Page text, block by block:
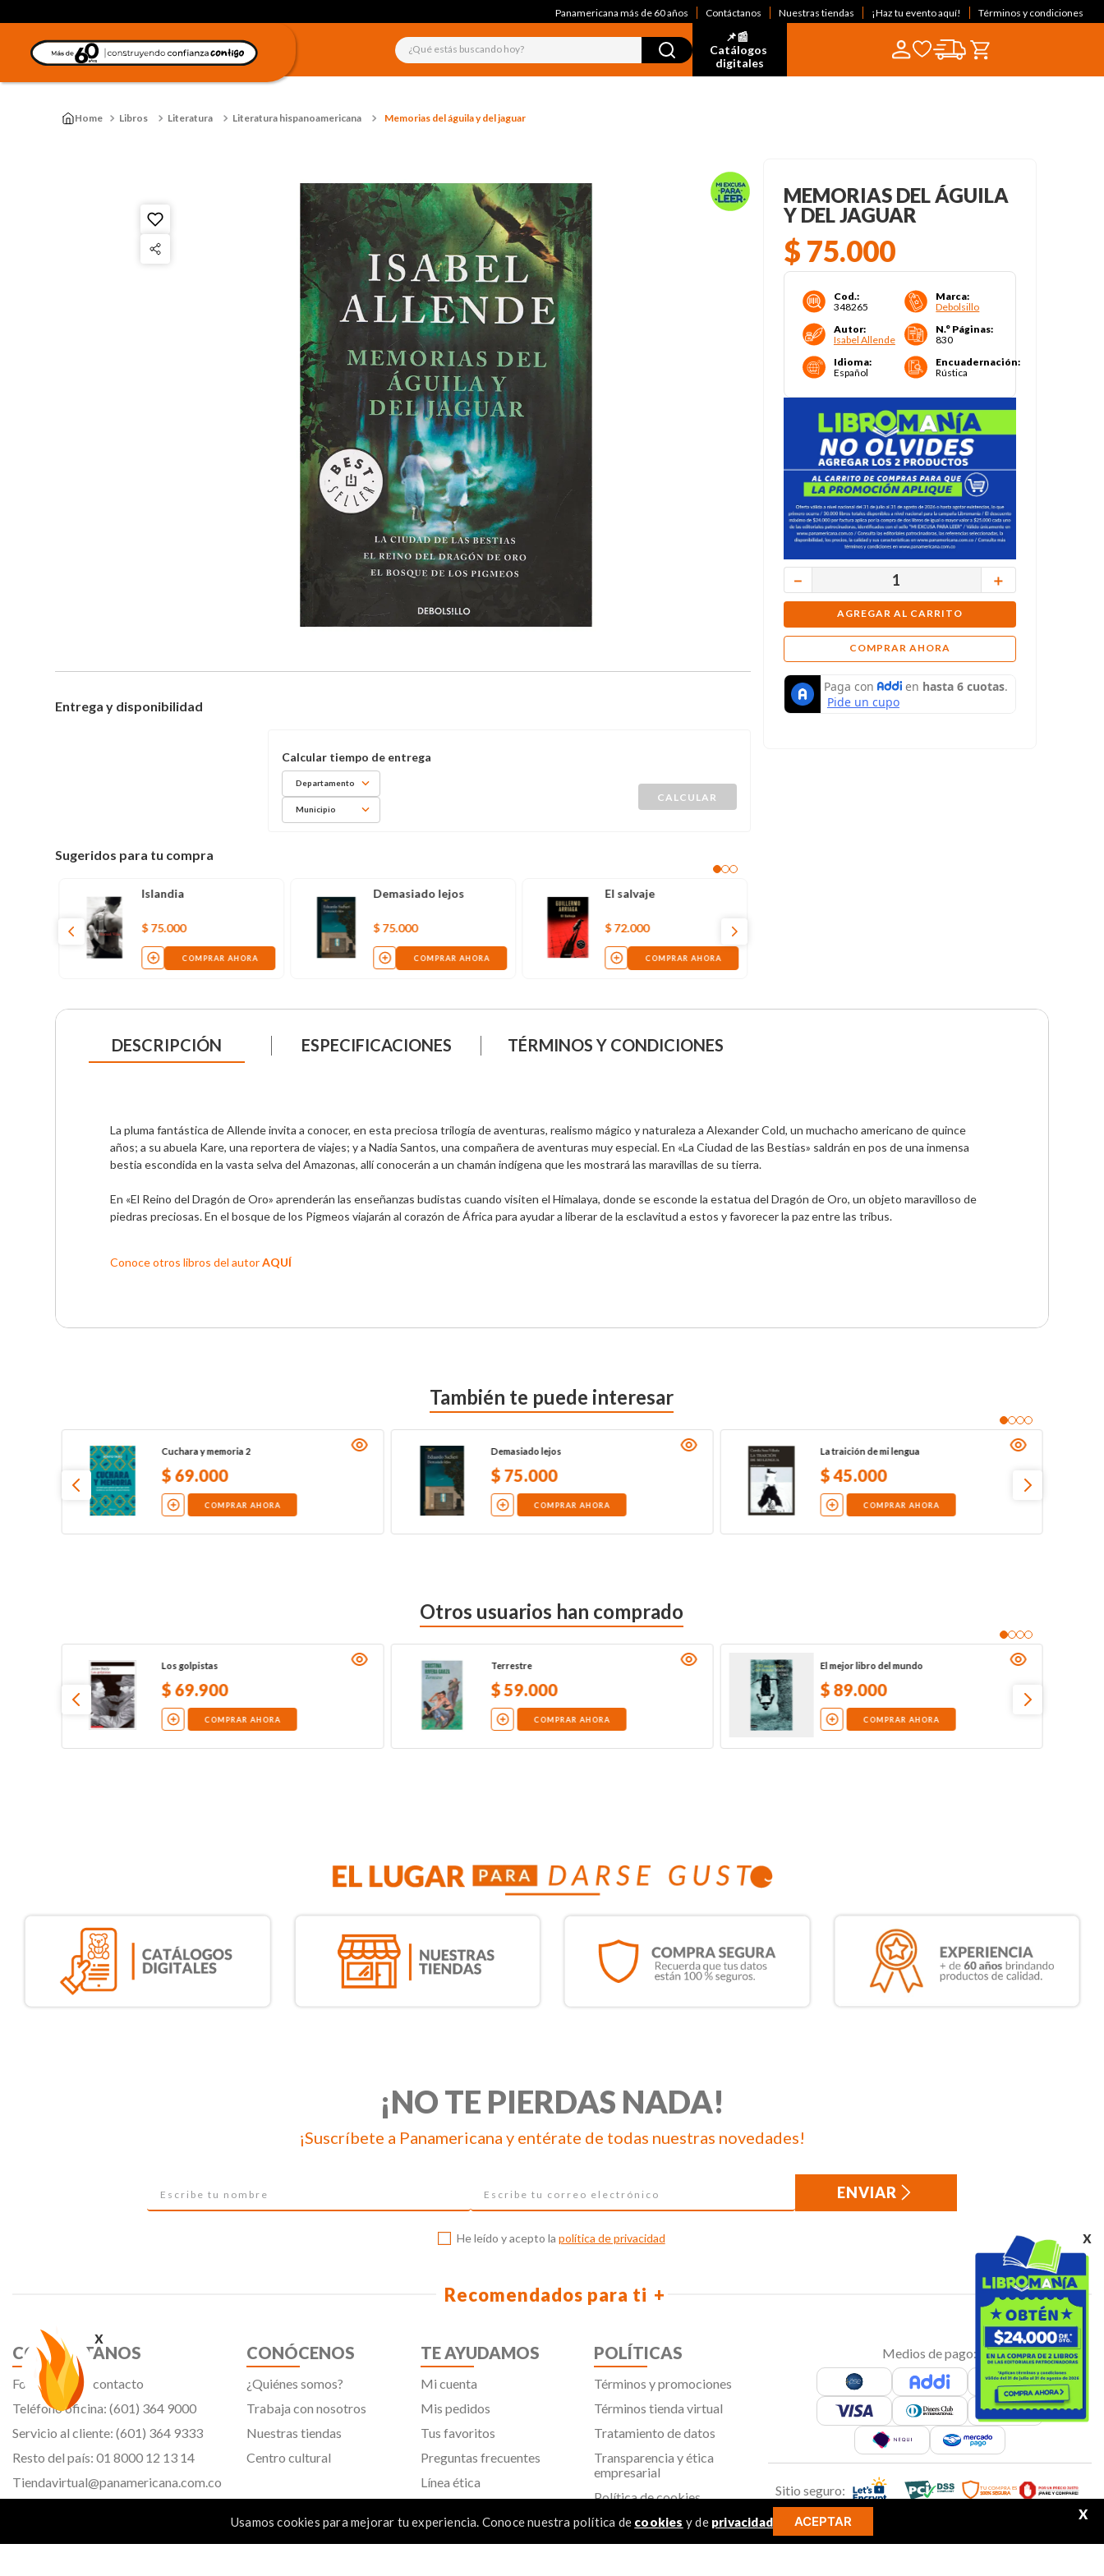
x
x
Usamos cookies para mejorar tu experiencia. Conoce nuestra política de cookies y de privacidad ACEPTAR X
Panamericana más de 60 años Contáctanos Nuestras tiendas ¡Haz tu evento aquí! Términos y condiciones
¿Qué estás buscando hoy?
📌📰
Catálogos
digitales
Libros Literatura Literatura hispanoamericana Memorias del águila y del jaguar
Entrega y disponibilidad
Departamento
Municipio
Sugeridos para tu compra
Islandia
$ 75.000
COMPRAR AHORA
Demasiado lejos
$ 75.000
COMPRAR AHORA
El salvaje
$ 72.000
COMPRAR AHORA
MEMORIAS DEL ÁGUILA
Y DEL JAGUAR
$ 75.000
Cod.:
348265
Marca:
Debolsillo
Autor:
Isabel Allende
N.° Páginas:
830
Idioma:
Español
Encuadernación:
Rústica
＋
－
AGREGAR AL CARRITO
COMPRAR AHORA
DESCRIPCIÓN ESPECIFICACIONES TÉRMINOS Y CONDICIONES
La pluma fantástica de Allende invita a conocer, en esta preciosa trilogía de aventuras, realismo mágico y naturaleza a Alexander Cold, un muchacho americano de quince
años; a su abuela Kare, una reportera de viajes; y a Nadia Santos, una compañera de aventuras muy especial. En «La Ciudad de las Bestias» saldrán en pos de una inmensa
bestia escondida en la vasta selva del Amazonas, allí conocerán a un chamán indígena que les mostrará las maravillas de su tierra.
En «El Reino del Dragón de Oro» aprenderán las enseñanzas budistas cuando visiten el Himalaya, donde se esconde la estatua del Dragón de Oro, un objeto maravilloso de
piedras preciosas. En el bosque de los Pigmeos viajarán al corazón de África para ayudar a liberar de la esclavitud a estos y favorecer la paz entre las tribus.
Conoce otros libros del autor AQUÍ
También te puede interesar
Cuchara y memoria 2
$69.000
COMPRAR AHORA
Demasiado lejos
$75.000
COMPRAR AHORA
La traición de mi lengua
$45.000
COMPRAR AHORA
Otros usuarios han comprado
Los golpistas
$69.900
COMPRAR AHORA
Terrestre
$59.000
COMPRAR AHORA
El mejor libro del mundo
$89.000
COMPRAR AHORA
¡NO TE PIERDAS NADA!
¡Suscríbete a Panamericana y entérate de todas nuestras novedades!
ENVIAR
He leído y acepto la política de privacidad
Recomendados para ti
CONTÁCTANOS
Formulario de contacto
Teléfono oficina: (601) 364 9000
Servicio al cliente: (601) 364 9333
Resto del país: 01 8000 12 13 14
Tiendavirtual@panamericana.com.co
CONÓCENOS
¿Quiénes somos?
Trabaja con nosotros
Nuestras tiendas
Centro cultural
TE AYUDAMOS
Mi cuenta
Mis pedidos
Tus favoritos
Preguntas frecuentes
Línea ética
POLÍTICAS
Términos y promociones
Términos tienda virtual
Tratamiento de datos
Transparencia y ética
empresarial
Política de cookies
Aviso de privacidad
SIC
Medios de pago:
Sitio seguro: